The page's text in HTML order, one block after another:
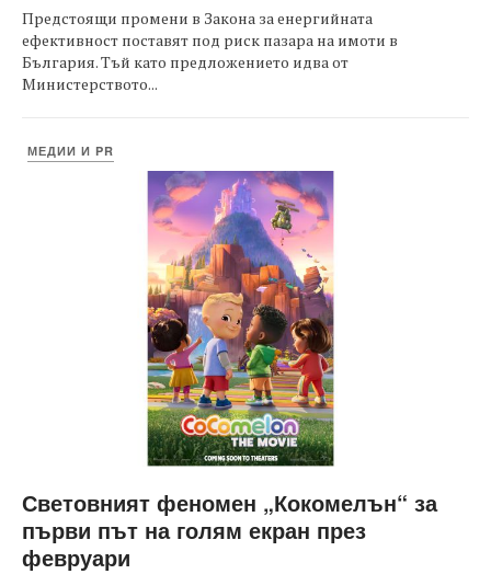
Предстоящи промени в Закона за енергийната
ефективност поставят под риск пазара на имоти в
България. Тъй като предложението идва от
Министерството...
МЕДИИ И PR
Световният феномен „Кокомелън“ за
първи път на голям екран през
февруари